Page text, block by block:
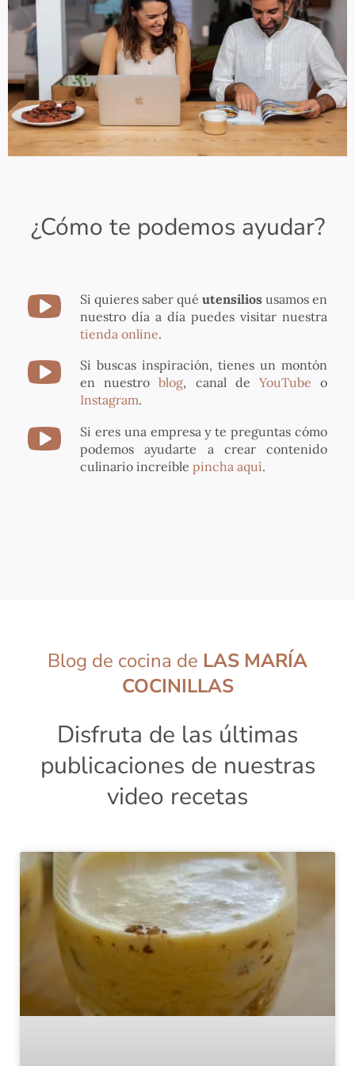
¿Cómo te podemos ayudar?
Si quieres saber qué utensilios usamos en
nuestro día a día puedes visitar nuestra
tienda online.
Si buscas inspiración, tienes un montón
en nuestroblog, canal de YouTube o
Instagram.
Si eres una empresa y te preguntas cómo
podemos ayudarte a crear contenido
culinario increíble pincha aquí.
Blog de cocina de LAS MARÍA
COCINILLAS
Disfruta de las últimas
publicaciones de nuestras
video recetas